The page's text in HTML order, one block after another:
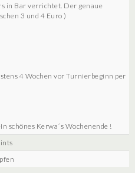
in Bar verrichtet. Der genaue
3 und 4 Euro )
4 Wochen vor Turnierbeginn per
schönes Kerwa´s Wochenende !